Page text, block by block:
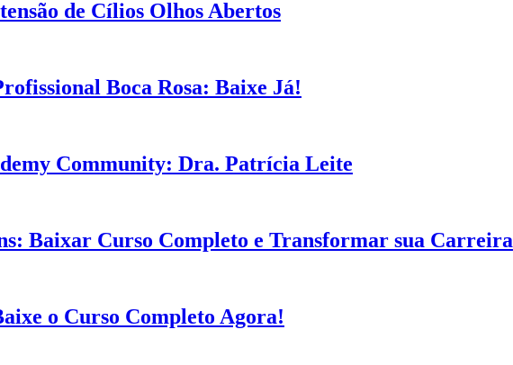
de Cílios Olhos Abertos
Boca Rosa: Baixe Já!
Community: Dra. Patrícia Leite
Baixar Curso Completo e Transformar sua Carreira
o Curso Completo Agora!